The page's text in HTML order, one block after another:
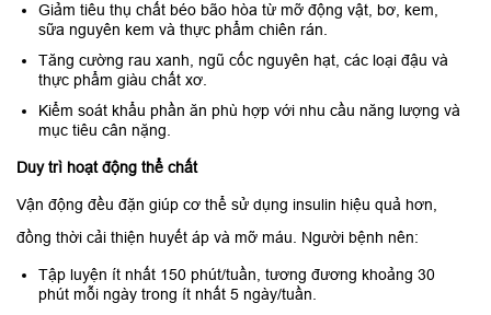
Giảm tiêu thụ chất béo bão hòa từ mỡ động vật, bơ, kem,
sữa nguyên kem và thực phẩm chiên rán.
Tăng cường rau xanh, ngũ cốc nguyên hạt, các loại đậu và
thực phẩm giàu chất xơ.
Kiểm soát khẩu phần ăn phù hợp với nhu cầu năng lượng và
mục tiêu cân nặng.
Duy trì hoạt động thể chất
Vận động đều đặn giúp cơ thể sử dụng insulin hiệu quả hơn,
đồng thời cải thiện huyết áp và mỡ máu. Người bệnh nên:
Tập luyện ít nhất 150 phút/tuần, tương đương khoảng 30
phút mỗi ngày trong ít nhất 5 ngày/tuần.